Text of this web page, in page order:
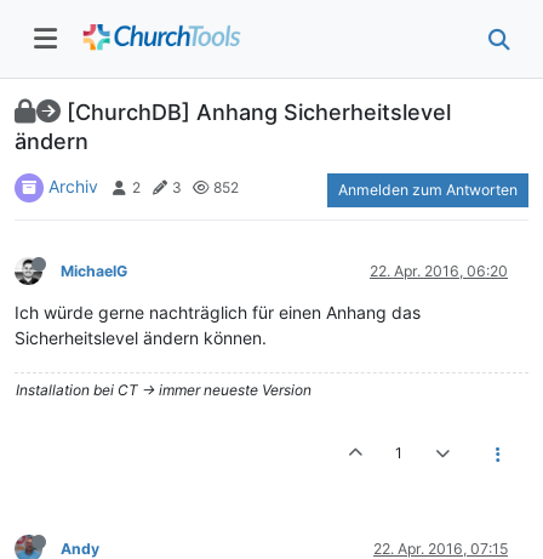
[ChurchDB] Anhang Sicherheitslevel
ändern
Archiv 2 3 852 Anmelden zum Antworten
MichaelG 22. Apr. 2016, 06:20
Ich würde gerne nachträglich für einen Anhang das
Sicherheitslevel ändern können.
Installation bei CT -> immer neueste Version
1
Andy 22. Apr. 2016, 07:15